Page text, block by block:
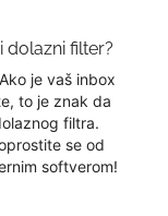
filter?
je vaš inbox
to je znak da
filtra.
se od
softverom!